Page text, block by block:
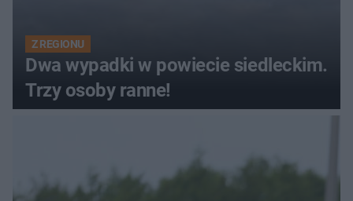
Z REGIONU
Dwa wypadki w powiecie siedleckim.
Trzy osoby ranne!